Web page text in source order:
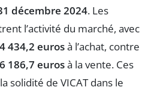
décembre 2024. Les
l’activité du marché, avec
434,2 eurosà l’achat, contre
186,7 eurosà la vente. Ces
solidité de VICAT dans le